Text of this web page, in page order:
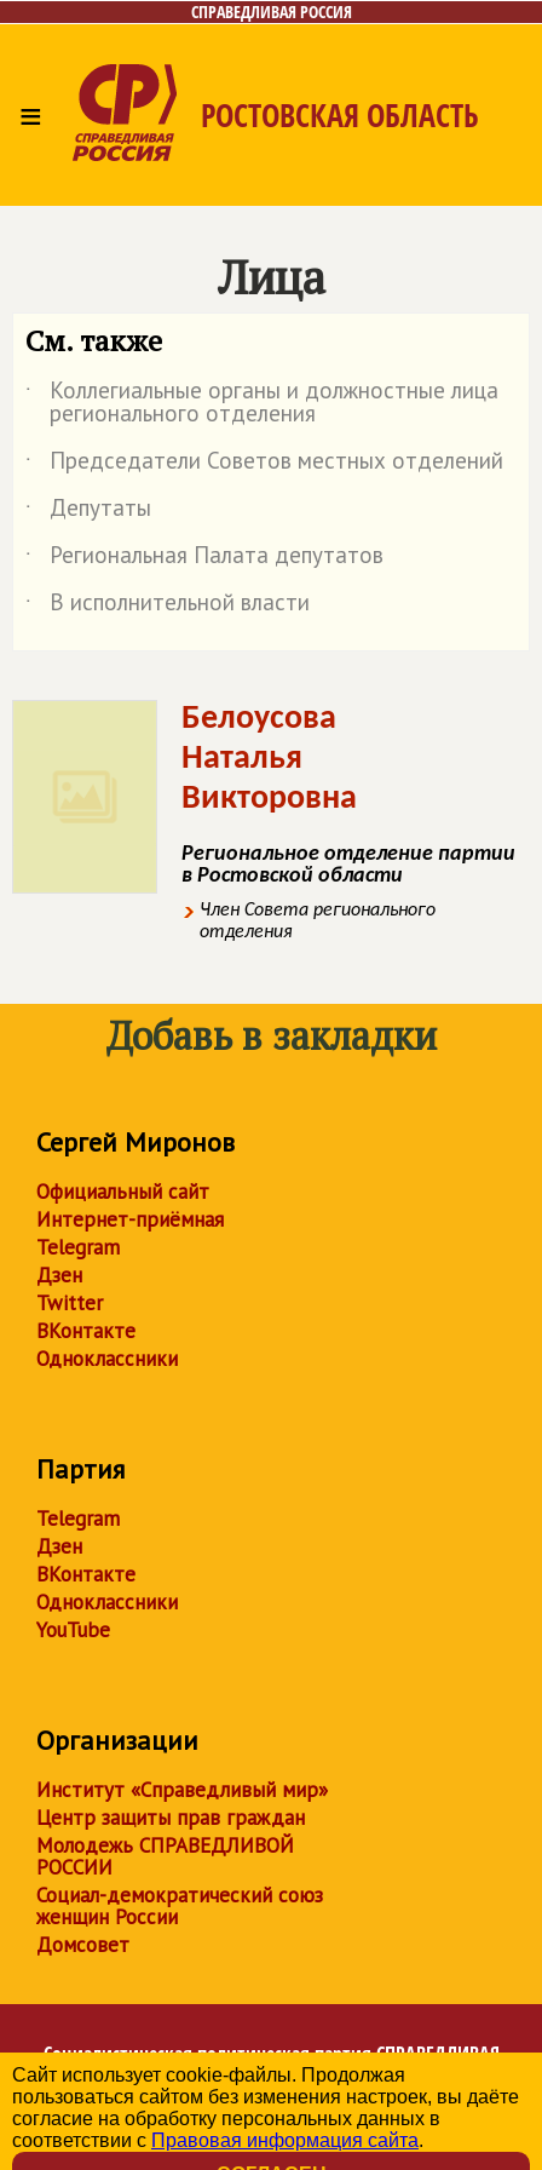
СПРАВЕДЛИВАЯ РОССИЯ
≡ РОСТОВСКАЯ ОБЛАСТЬ
Контакты
Лица
См. также
˙ Коллегиальные органы и должностные лица
регионального отделения
˙
Председатели Советов местных отделений
˙
Депутаты
˙
Региональная Палата депутатов
˙
В исполнительной власти
Белоусова
Наталья
Викторовна
Региональное отделение партии
в Ростовской области
Член Совета регионального
отделения
Добавь в закладки
Сергей Миронов
Официальный сайт
Интернет-приёмная
Telegram
Дзен
Twitter
ВКонтакте
Одноклассники
Партия
Telegram
Дзен
ВКонтакте
Одноклассники
YouTube
Организации
Институт «Справедливый мир»
Центр защиты прав граждан
Молодежь СПРАВЕДЛИВОЙ
РОССИИ
Социал-демократический союз
женщин России
Домсовет
Социалистическая политическая партияСПРАВЕДЛИВАЯ
РОССИЯ
Региональное отделение партии в Ростовской области
© 2006-2026
Политика в отношении обработки персональных данных
Сайт использует cookie-файлы. Продолжая
пользоваться сайтом без изменения настроек, вы даёте
согласие на обработку персональных данных в
соответствии с Правовая информация сайта.